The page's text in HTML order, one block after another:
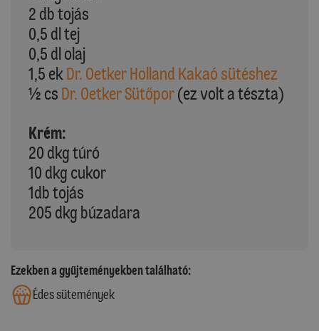
2 db tojás
0,5 dl tej
0,5 dl olaj
1,5 ek Dr. Oetker Holland Kakaó sütéshez
½ cs Dr. Oetker Sütőpor(ez volt a tészta)
Krém:
20 dkg túró
10 dkg cukor
1db tojás
205 dkg búzadara
Ezekben a gyűjteményekben található:
Édes sütemények